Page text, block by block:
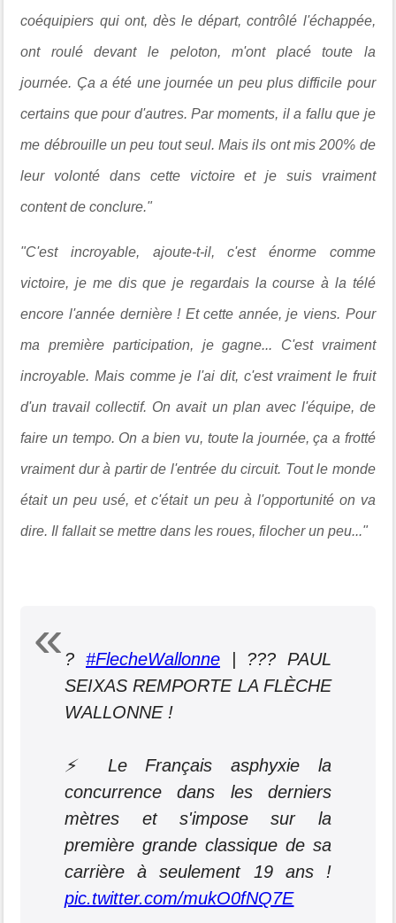
coéquipiers qui ont, dès le départ, contrôlé l'échappée,
ont roulé devant le peloton, m'ont placé toute la
journée. Ça a été une journée un peu plus difficile pour
certains que pour d'autres. Par moments, il a fallu que je
me débrouille un peu tout seul. Mais ils ont mis 200% de
leur volonté dans cette victoire et je suis vraiment
content de conclure."
"C'est incroyable, ajoute-t-il, c'est énorme comme
victoire, je me dis que je regardais la course à la télé
encore l'année dernière ! Et cette année, je viens. Pour
ma première participation, je gagne... C'est vraiment
incroyable. Mais comme je l'ai dit, c'est vraiment le fruit
d'un travail collectif. On avait un plan avec l'équipe, de
faire un tempo. On a bien vu, toute la journée, ça a frotté
vraiment dur à partir de l'entrée du circuit. Tout le monde
était un peu usé, et c'était un peu à l'opportunité on va
dire. Il fallait se mettre dans les roues, filocher un peu..."
? #FlecheWallonne | ??? PAUL
SEIXAS REMPORTE LA FLÈCHE
WALLONNE !
⚡️ Le Français asphyxie la
concurrence dans les derniers
mètres et s'impose sur la
première grande classique de sa
carrière à seulement 19 ans !
pic.twitter.com/mukO0fNQ7E